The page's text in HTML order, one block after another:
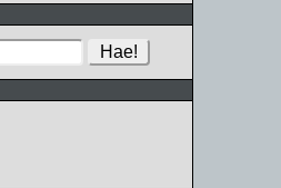
Hae!